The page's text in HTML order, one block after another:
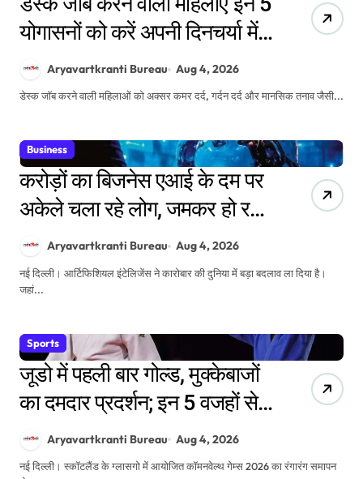
योगासनों को करें अपनी दिनचर्या में
शामिलAryavartkranti Bureau Aug 4, 2026
डेस्क जॉब करने वाली महिलाओं को अक्सर कमर दर्द, गर्दन दर्द और मानसिक तनाव जैसी...
Business
करोड़ों का बिजनेस एआई के दम पर
अकेले चला रहे लोग, जमकर हो रही
कमाईAryavartkranti Bureau Aug 4, 2026
नई दिल्ली। आर्टिफिशियल इंटेलिजेंस ने कारोबार की दुनिया में बड़ा बदलाव ला दिया है।
जहां...
Sports
जूडो में पहली बार गोल्ड, मुक्केबाजों
का दमदार प्रदर्शन; इन 5 वजहों से
भारत के लिए यादगार बना
कॉमनवेल्थ गेम्स 2026
Aryavartkranti Bureau Aug 4, 2026
नई दिल्ली। स्कॉटलैंड के ग्लासगो में आयोजित कॉमनवेल्थ गेम्स 2026 का रंगारंग समापन